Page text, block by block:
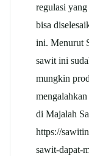
regulasi
bisa
ini. Menurut
sawit ini
mungkin
di Majalah
https://
sawit-dapat-